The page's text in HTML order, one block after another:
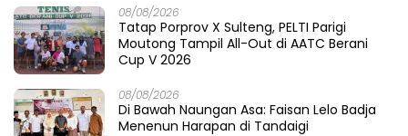
08/08/2026
Tatap Porprov X Sulteng, PELTI Parigi
Moutong Tampil All-Out di AATC Berani
Cup V 2026
08/08/2026
Di Bawah Naungan Asa: Faisan Lelo Badja
Menenun Harapan di Tandaigi